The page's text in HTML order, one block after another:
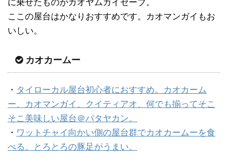
に乗せたものがカオヤムガイセーブ。
ここの屋台はかなりおすすめです。カオマンガイもお
いしい。
カオカームー
・ タイローカル屋台初心者におすすめ。カオカーム
ー、カオマンガイ、クイティアオ、何でも揃ってそこ
そこ美味しい屋台＠パタヤカン。
・ ワットチャイ向かい側の屋台群でカオカームーを食
べる。とろとろの豚足がうまい。